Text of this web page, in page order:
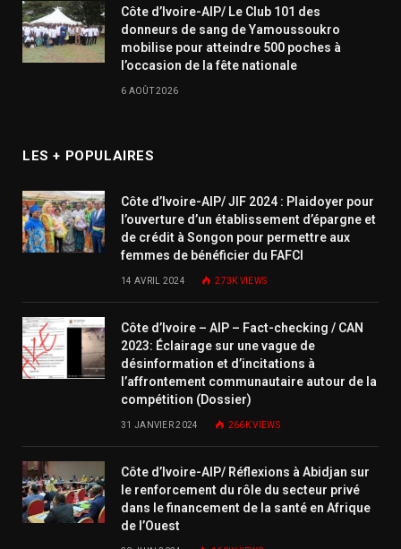
Côte d’Ivoire-AIP/ Le Club 101 des
donneurs de sang de Yamoussoukro
mobilise pour atteindre 500 poches à
l’occasion de la fête nationale
6 AOÛT 2026
LES + POPULAIRES
Côte d’Ivoire-AIP/ JIF 2024 : Plaidoyer pour
l’ouverture d’un établissement d’épargne et
de crédit à Songon pour permettre aux
femmes de bénéficier du FAFCI
14 AVRIL 2024 273K VIEWS
Côte d’Ivoire – AIP – Fact-checking / CAN
2023: Éclairage sur une vague de
désinformation et d’incitations à
l’affrontement communautaire autour de la
compétition (Dossier)
31 JANVIER 2024 266KVIEWS
Côte d’Ivoire-AIP/ Réflexions à Abidjan sur
le renforcement du rôle du secteur privé
dans le financement de la santé en Afrique
de l’Ouest